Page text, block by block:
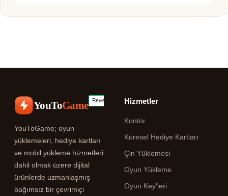
YouToGame
YouToGame; oyun
yüklemeleri, hediye kartları
ve mobil yükleme hizmetleri
dahil olmak üzere dijital
ürünlerde uzmanlaşmış
bağımsız bir çevrimiçi
Hizmetler
Kontör
Küresel Hediye Kartları
Çin Yüklemesi
Oyun Yükleme
Oyun Key'leri